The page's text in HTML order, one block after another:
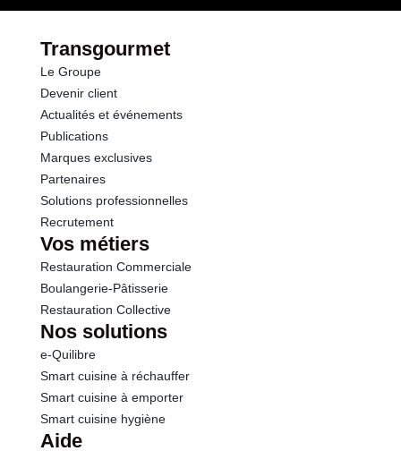
Protéines
Sel
Transgourmet
Le Groupe
Devenir client
Actualités et événements
Publications
Marques exclusives
Partenaires
Solutions professionnelles
Recrutement
Vos métiers
Restauration Commerciale
Boulangerie-Pâtisserie
Restauration Collective
Nos solutions
e-Quilibre
Smart cuisine à réchauffer
Smart cuisine à emporter
Smart cuisine hygiène
Aide